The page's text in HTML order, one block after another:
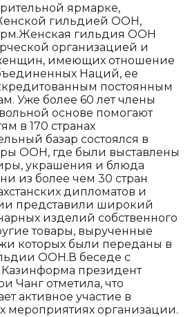
ярмарке,
гильдией ООН,
гильдия ООН
организацией и
имеющих отношение
Наций, ее
постоянным
Уже более 60 лет члены
основе помогают
в 170 странах
базар состоялся в
ООН, где были выставлены
украшения и блюда
из более чем 30 стран
дипломатов и
представили широкий
изделий собственного
товары, вырученные
которых были переданы в
ООН.В беседе с
президент
Чанг отметила, что
активное участие в
мероприятиях организации.